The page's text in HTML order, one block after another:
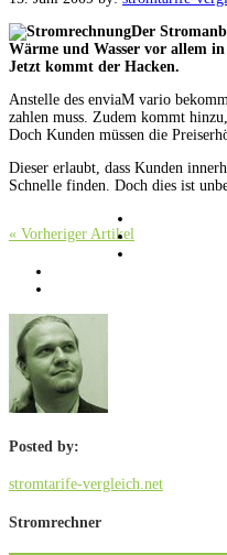
Der
Wärme und Wasser vor allem
Jetzt kommt der Hacken.
Anstelle des enviaM vario
zahlen muss. Zudem kommt
Doch Kunden müssen die
Dieser erlaubt, dass Kunden
Schnelle finden. Doch dies ist
« Vorheriger Artikel
Posted by:
stromtarife-vergleich.net
Stromrechner